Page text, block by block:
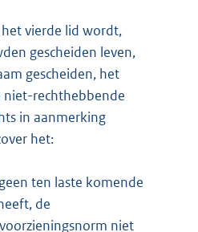
vierde lid wordt,
gescheiden leven,
gescheiden, het
niet-rechthebbende
in aanmerking
het:
ten laste komende
de
niet